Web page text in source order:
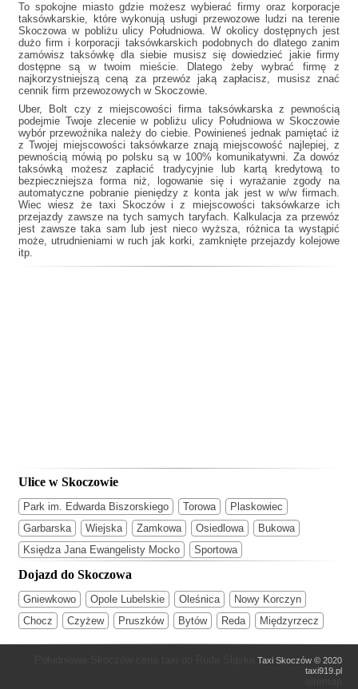
To spokojne miasto gdzie możesz wybierać firmy oraz korporacje
taksówkarskie, które wykonują usługi przewozowe ludzi na terenie
Skoczowa w pobliżu ulicy Południowa. W okolicy dostępnych jest
dużo firm i korporacji taksówkarskich podobnych do dlatego zanim
zamówisz taksówkę dla siebie musisz się dowiedzieć jakie firmy
dostępne są w twoim mieście. Dlatego żeby wybrać firmę z
najkorzystniejszą ceną za przewóz jaką zapłacisz, musisz znać
cennik firm przewozowych w Skoczowie.
Uber, Bolt czy z miejscowości firma taksówkarska z pewnością
podejmie Twoje zlecenie w pobliżu ulicy Południowa w Skoczowie
wybór przewoźnika należy do ciebie. Powinieneś jednak pamiętać iż
z Twojej miejscowości taksówkarze znają miejscowość najlepiej, z
pewnością mówią po polsku są w 100% komunikatywni. Za dowóz
taksówką możesz zapłacić tradycyjnie lub kartą kredytową to
bezpieczniejsza forma niż, logowanie się i wyrażanie zgody na
automatyczne pobranie pieniędzy z konta jak jest w w/w firmach.
Wiec wiesz że taxi Skoczówi z miejscowości taksówkarze ich
przejazdy zawsze na tych samych taryfach. Kalkulacja za przewóz
jest zawsze taka sam lub jest nieco wyższa, różnica ta wystąpić
może, utrudnieniami w ruch jak korki, zamknięte przejazdy kolejowe
itp.
Ulice w Skoczowie
Park im. Edwarda Biszorskiego Torowa
Plaskowiec
Garbarska
Wiejska Zamkowa Osiedlowa
Bukowa
Księdza Jana Ewangelisty Mocko
Sportowa
Dojazd do Skoczowa
Gniewkowo Opole Lubelskie Oleśnica
Nowy Korczyn
Chocz
Czyżew Pruszków Bytów Reda Międzyrzecz
Taxi Skoczów © 2020
taxi919.pl